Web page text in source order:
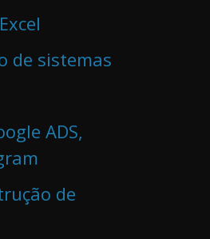
de sistemas
ADS,
de